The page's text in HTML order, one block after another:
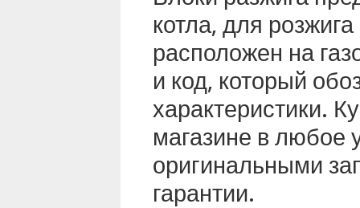
котла, для
расположен на
и код, который
характеристики.
магазине в любое
оригинальными
гарантии.